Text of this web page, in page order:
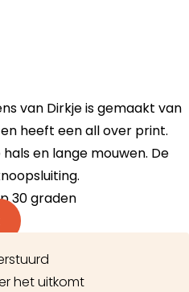
van Dirkje is gemaakt van
heeft een all over print.
en lange mouwen. De
30 graden
het uitkomt